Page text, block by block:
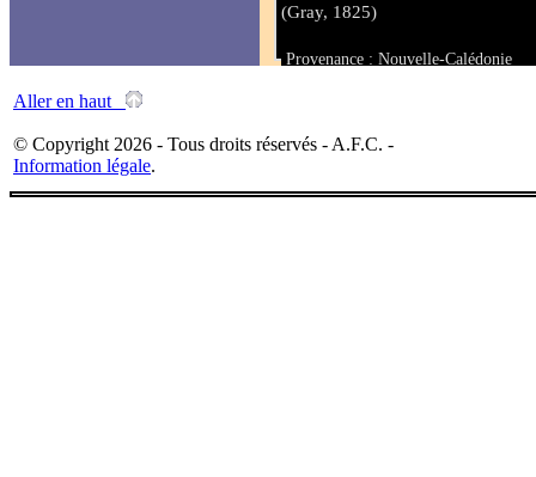
(Gray, 1825)
Provenance : Nouvelle-Calédonie
Aller en haut
© Copyright 2026 - Tous droits réservés - A.F.C. -
Information légale.